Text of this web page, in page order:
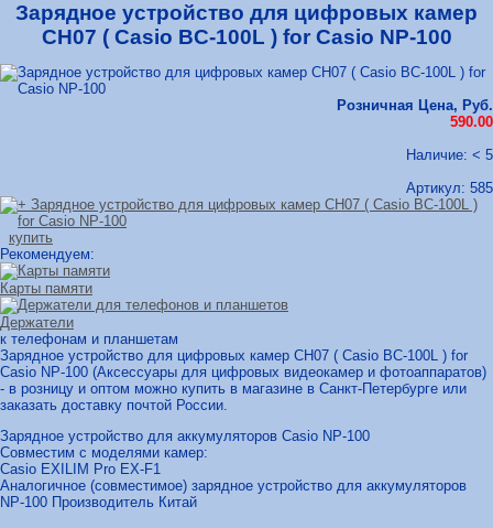
Зарядное устройство для цифровых камер
СН07 ( Casio BC-100L ) for Casio NP-100
Розничная Цена, Руб.
590.00
Наличие: < 5
Артикул: 585
купить
Рекомендуем:
Карты памяти
Держатели
к телефонам и планшетам
Зарядное устройство для цифровых камер СН07 ( Casio BC-100L ) for
Casio NP-100 (Аксессуары для цифровых видеокамер и фотоаппаратов)
- в розницу и оптом можно купить в магазине в Санкт-Петербурге или
заказать доставку почтой России.
Зарядное устройство для аккумуляторов Casio NP-100
Совместим с моделями камер:
Casio EXILIM Pro EX-F1
Аналогичное (совместимое) зарядное устройство для аккумуляторов
NP-100 Производитель Китай